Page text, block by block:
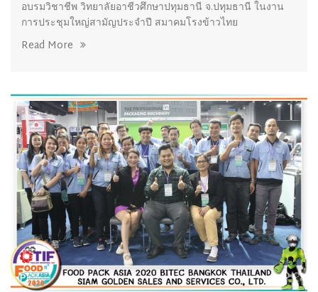
อบรมวิชาชีพ วิทยาลัยอาชีวศึกษาปทุมธานี จ.ปทุมธานี ในงาน
การประชุมใหญ่สามัญประจำปี สมาคมโรงข้าวไทย
Read More
28/02/2020